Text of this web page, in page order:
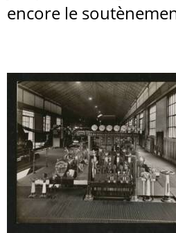
encore le